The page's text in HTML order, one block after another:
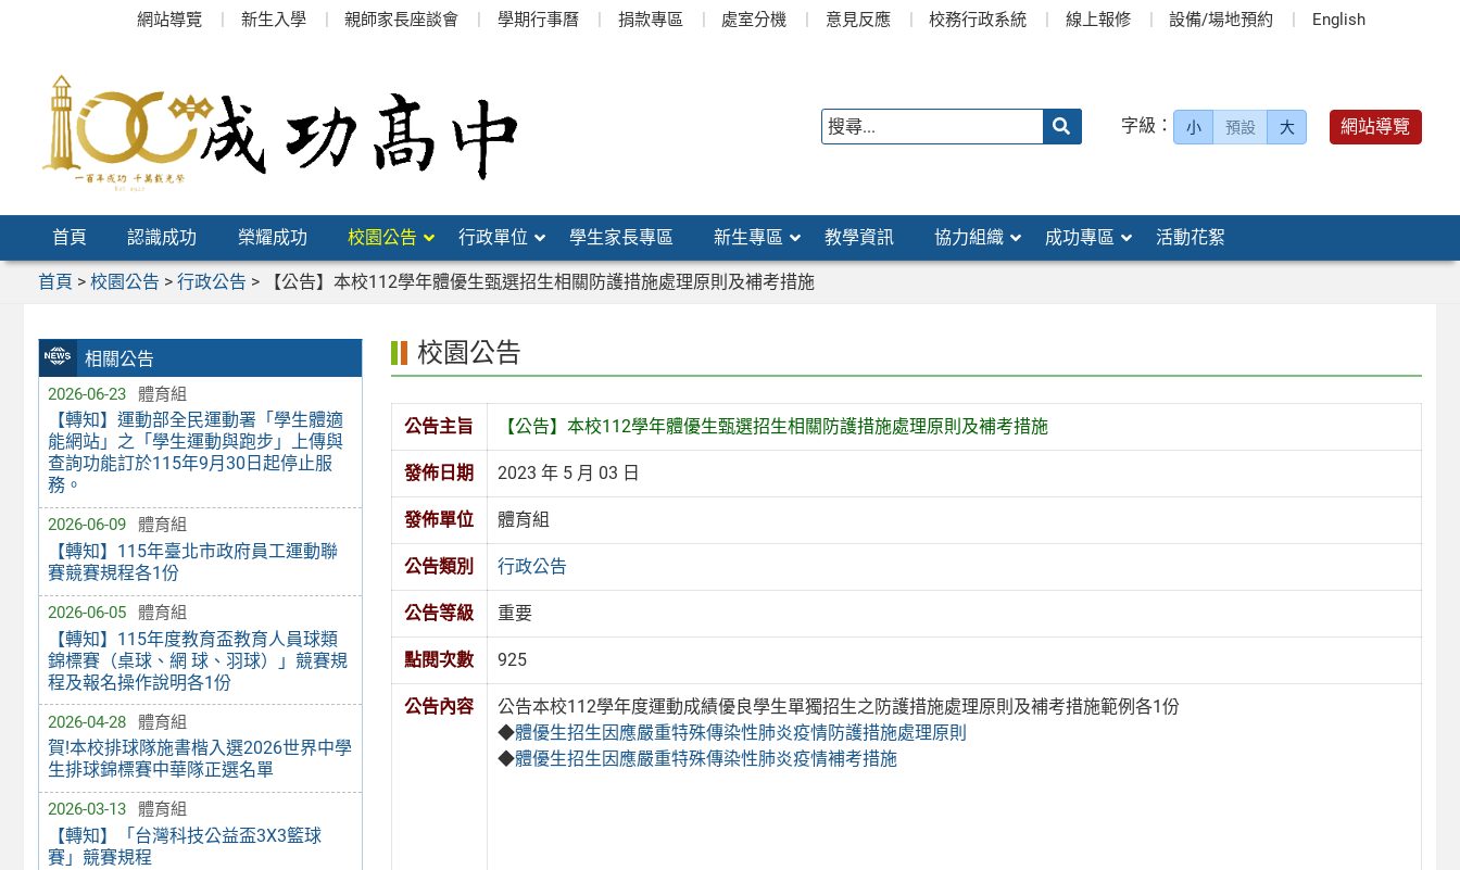
網站導覽 新生入學 親師家長座談會 學期行事曆 捐款專區 處室分機 意見反應 校務行政系統 線上報修 設備/場地預約 English
字級： 小 預設 大 網站導覽
首頁 認識成功 榮耀成功 校園公告 行政單位 學生家長專區 新生專區 教學資訊 協力組織 成功專區 活動花絮
首頁 > 校園公告 > 行政公告 > 【公告】本校112學年體優生甄選招生相關防護措施處理原則及補考措施
相關公告
2026-06-23 體育組
【轉知】運動部全民運動署「學生體適
能網站」之「學生運動與跑步」上傳與
查詢功能訂於115年9月30日起停止服
務。
2026-06-09 體育組
【轉知】115年臺北市政府員工運動聯
賽競賽規程各1份
2026-06-05 體育組
【轉知】115年度教育盃教育人員球類
錦標賽（桌球、網 球、羽球）」競賽規
程及報名操作說明各1份
2026-04-28 體育組
賀!本校排球隊施書楷入選2026世界中學
生排球錦標賽中華隊正選名單
2026-03-13 體育組
【轉知】「台灣科技公益盃3X3籃球
賽」競賽規程
校園公告
公告主旨 【公告】本校112學年體優生甄選招生相關防護措施處理原則及補考措施
發佈日期 2023 年 5 月 03 日
發佈單位 體育組
公告類別 行政公告
公告等級 重要
點閱次數 925
公告內容
公告本校112學年度運動成績優良學生單獨招生之防護措施處理原則及補考措施範例各1份
◆體優生招生因應嚴重特殊傳染性肺炎疫情防護措施處理原則
◆體優生招生因應嚴重特殊傳染性肺炎疫情補考措施